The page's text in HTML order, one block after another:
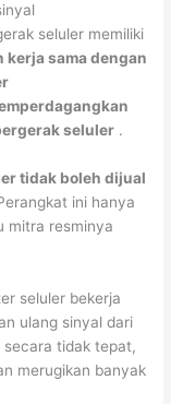
seluler memiliki
sama dengan
seluler .
tidak boleh dijual
ini hanya
mitra resminya
seluler bekerja
ulang sinyal dari
secara tidak tepat,
merugikan banyak